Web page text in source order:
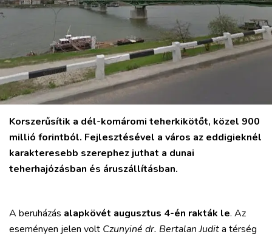
PODCAST
Korszerűsítik a dél-komáromi teherkikötőt, közel 900
millió forintból. Fejlesztésével a város az eddigieknél
karakteresebb szerephez juthat a dunai
teherhajózásban és áruszállításban.
A beruházás alapkövét augusztus 4-én rakták le. Az
eseményen jelen volt Czunyiné dr. Bertalan Judita térség